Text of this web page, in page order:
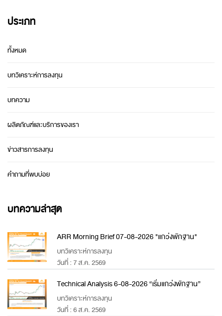
ประเภท
ทั้งหมด
บทวิเคราะห์การลงทุน
บทความ
ผลิตภัณฑ์และบริการของเรา
ข่าวสารการลงทุน
คำถามที่พบบ่อย
บทความล่าสุด
ARR Morning Brief 07-08-2026 "แกว่งพักฐาน"
บทวิเคราะห์การลงทุน
วันที่ : 7 ส.ค. 2569
Technical Analysis 6-08-2026 “เริ่มแกว่งพักฐาน”
บทวิเคราะห์การลงทุน
วันที่ : 6 ส.ค. 2569